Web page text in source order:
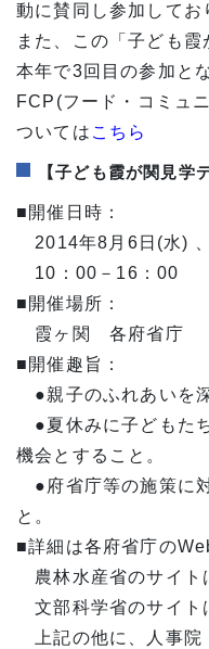
動に賛同し参加してお
また、この「子ども
本年で3回目の参加と
FCP(フード・コミュ
ついては こちら
【子ども霞が関見学
■開催日時：
2014年8月6日(水)
10：00－16：00
■開催場所：
霞ヶ関 各府省庁
■開催趣旨：
●親子のふれあいを深
●夏休みに子どもた
機会とすること。
●府省庁等の施策に
と。
■詳細は各府省庁の
農林水産省のサイト
文部科学省のサイト
上記の他に、人事院